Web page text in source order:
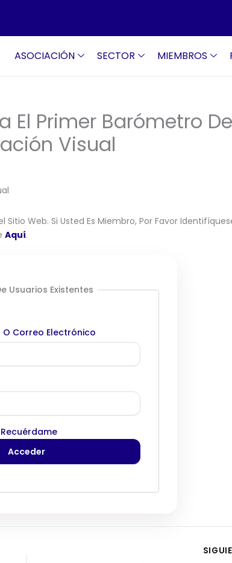
ASOCIACIÓN SECTOR MIEMBROS
El Primer Barómetro
Visual
Web. Si Usted Es Miembro, Por Favor
Aquí.
Usuarios Existentes
O Correo Electrónico
Recuérdame